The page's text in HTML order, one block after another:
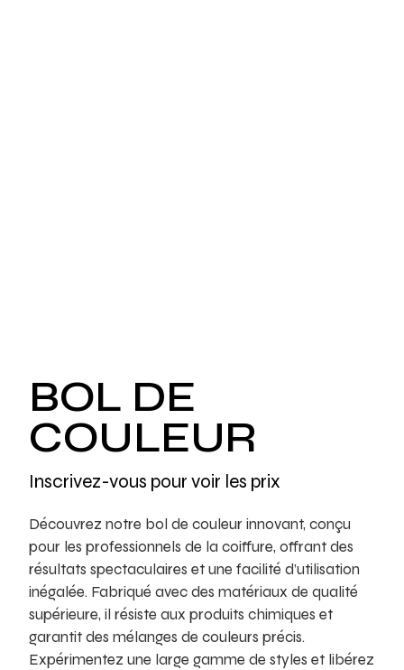
BOL DE
COULEUR
Inscrivez-vous pour voir les prix
Découvrez notre bol de couleur innovant, conçu
pour les professionnels de la coiffure, offrant des
résultats spectaculaires et une facilité d’utilisation
inégalée. Fabriqué avec des matériaux de qualité
supérieure, il résiste aux produits chimiques et
garantit des mélanges de couleurs précis.
Expérimentez une large gamme de styles et libérez